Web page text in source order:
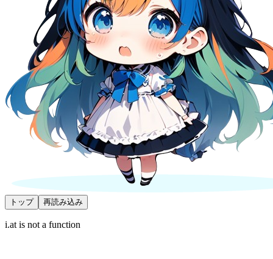
トップ 再読み込み
i.at is not a function